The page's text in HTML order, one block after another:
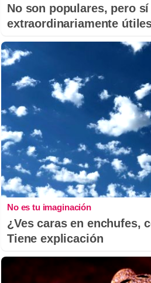
No son populares, pero sí
extraordinariamente
No es tu imaginación
¿Ves caras en enchufes,
Tiene explicación